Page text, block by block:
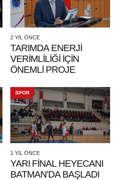
2 YIL ÖNCE
TARIMDA ENERJİ
VERİMLİLİĞİ İÇİN
ÖNEMLİ PROJE
SPOR
1 YIL ÖNCE
YARI FİNAL HEYECANI
BATMAN'DA BAŞLADI